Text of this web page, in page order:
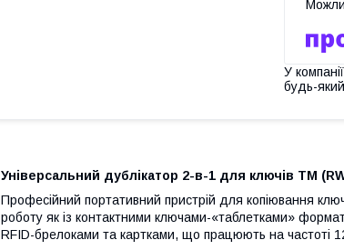
У
будь-
Універсальний дублікатор 2-в-1 для ключів TM
Професійний портативний пристрій для копіювання
роботу як із контактними ключами-«таблетками»
RFID-брелоками та картками, що працюють на частоті